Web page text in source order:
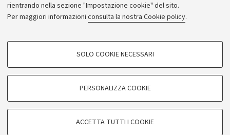
rientrando nella sezione "Impostazione cookie" del sito.
Per maggiori informazioni consulta la nostra Cookie policy.
COOKIE DI PROFILAZIONE - FACOLTATIVI
COOKIE TECNICI - NECESSARI
SOLO COOKIE NECESSARI
PERSONALIZZA COOKIE
ACCETTA TUTTI I COOKIE
Rassegna stampa
© Copyright 2026 - ALMA MATER STUDIORUM - Università di
Bologna - Via Zamboni, 33 - 40126 Bologna - PI: 01131710376 -
CF: 80007010376